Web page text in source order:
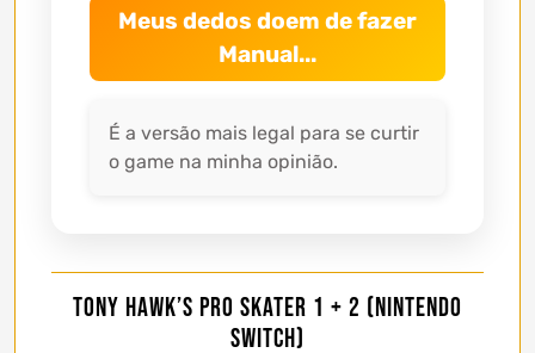
Meus dedos doem de fazer
Manual...
É a versão mais legal para se curtir
o game na minha opinião.
Tony Hawk’s Pro Skater 1 + 2 (Nintendo
Switch)